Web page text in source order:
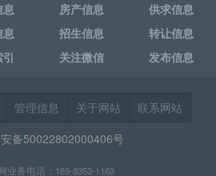
息 房产信息
供求信息
息 招生信息
转让信息
关注微信 发布信息
管理信息 关于网站
联系网站
备50022802000406号
业务电话：189-8353-1163